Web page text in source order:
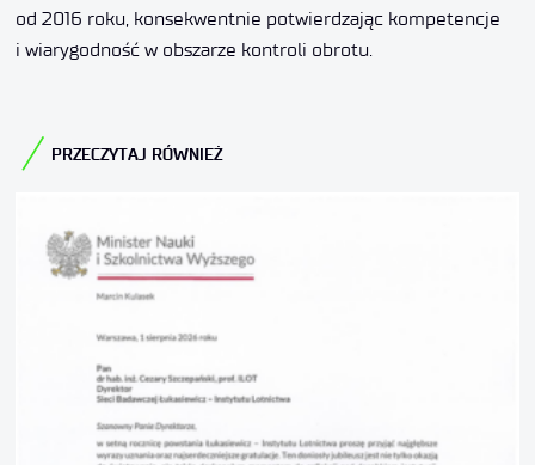
od 2016 roku, konsekwentnie potwierdzając kompetencje
i wiarygodność w obszarze kontroli obrotu.
PRZECZYTAJ RÓWNIEŻ